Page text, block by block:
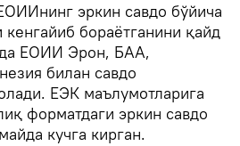
эркин савдо бўйича
бораётганини қайд
ЕОИИ Эрон, БАА,
билан савдо
ЕЭК маълумотларига
форматдаги эркин савдо
кучга кирган.